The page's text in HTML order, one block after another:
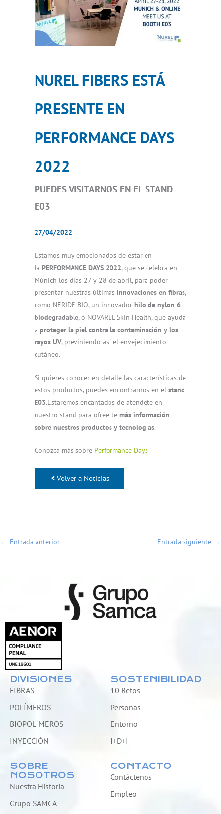
NUREL FIBERS ESTÁ
PRESENTE EN
PERFORMANCE DAYS
2022
PUEDES VISITARNOS EN EL STAND
E03
27/04/2022
Estamos muy emocionados de estar en
la PERFORMANCE DAYS 2022, que se celebra en
Múnich los días 27 y 28 de abril, para poder
presentar nuestras últimas innovaciones en fibras,
como NERIDE BIO, un innovador hilo de nylon 6
biodegradable, ó NOVAREL Skin Health, que ayuda
a proteger la piel contra la contaminación y los
rayos UV, previniendo así el envejecimiento
cutáneo.
Si quieres conocer en detalle las características de
estos productos, puedes encontrarnos en el stand
E03.Estaremos encantados de atendete en
nuestro stand para ofreerte más información
sobre nuestros productos y tecnologías.
Conozca más sobre Performance Days
Volver a Noticias
← Entrada anterior Entrada siguiente →
DIVISIONES
FIBRAS
POLÍMEROS
BIOPOLÍMEROS
INYECCIÓN
SOBRE
NOSOTROS
Nuestra Historia
Grupo SAMCA
SOSTENIBILIDAD
10 Retos
Personas
Entorno
I+D+I
CONTACTO
Contáctenos
Empleo